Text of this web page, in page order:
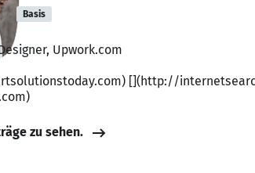
Basis
Upwork.com
[](http://
zu sehen.